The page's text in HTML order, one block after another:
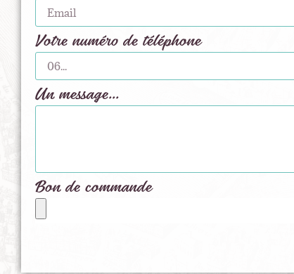
Votre numéro de téléphone
Un message...
Bon de commande